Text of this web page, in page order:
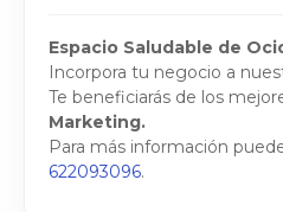
Espacio Saludable de
Incorpora tu negocio a
Te beneficiarás de los
Marketing.
Para más información
622093096.